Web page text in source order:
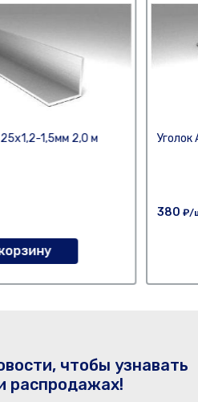
1,5мм 2,0 м
380 ₽/
чтобы узнавать
распродажах!